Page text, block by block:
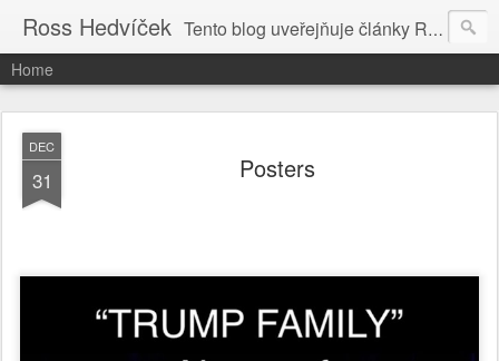
Ross Hedvíček Tento blog uveřejňuje články Ross Hedvíčka v češtině (pokud budu mit naladu) - s editacni pomoci Ludvika Dedika.
Home
DEC
31 Posters